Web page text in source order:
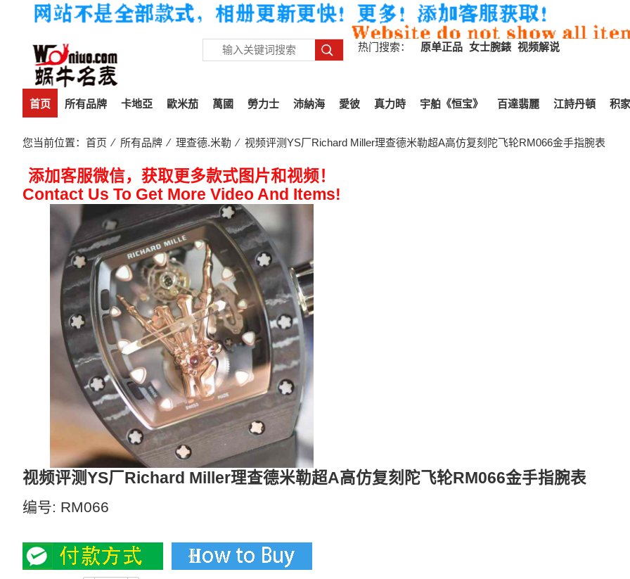
热门搜索： 原单正品 女士腕錶 视频解说
首页 所有品牌 卡地亞 歐米茄 萬國 勞力士 沛納海 愛彼 真力時 宇舶《恒宝》 百達翡麗 江詩丹頓 积家
您当前位置： 首页 ⁄ 所有品牌 ⁄ 理查德.米勒 ⁄ 视频评测YS厂Richard Miller理查德米勒超A高仿复刻陀飞轮RM066金手指腕表
添加客服微信，获取更多款式图片和视频！
Contact Us To Get More Video And Items!
视频评测YS厂Richard Miller理查德米勒超A高仿复刻陀飞轮RM066金手指腕表
编号: RM066